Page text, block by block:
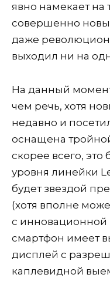
явно намекает на
совершенно
даже
выходил ни на
На данный
чем речь, хотя
недавно и
оснащена
скорее всего,
уровня линейки
будет звездой
(хотя вполне
с
смартфон имеет
дисплей с
каплевидной